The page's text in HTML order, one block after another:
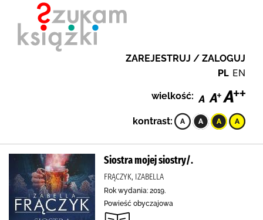
ZAREJESTRUJ / ZALOGUJ
PL EN
wielkość:
kontrast:
Siostra mojej siostry/.
FRĄCZYK, IZABELLA
Rok wydania: 2019.
Powieść obyczajowa